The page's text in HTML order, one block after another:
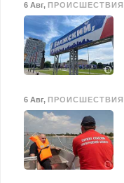
6 Авг, ПРОИСШЕСТВИЯ
6 Авг, ПРОИСШЕСТВИЯ